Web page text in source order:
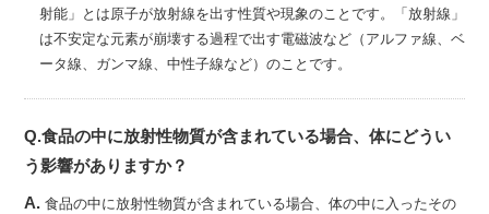
射能」とは原子が放射線を出す性質や現象のことです。「放射線」
は不安定な元素が崩壊する過程で出す電磁波など（アルファ線、ベ
ータ線、ガンマ線、中性子線など）のことです。
Q.食品の中に放射性物質が含まれている場合、体にどうい
う影響がありますか？
A. 食品の中に放射性物質が含まれている場合、体の中に入ったその